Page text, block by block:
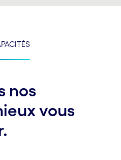
nos
vous